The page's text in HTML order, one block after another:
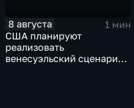
8 августа
1 мин
США планируют
реализовать
венесуэльский сценарий